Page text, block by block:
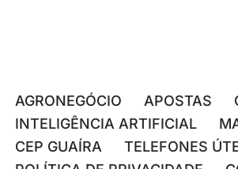
AGRONEGÓCIO APOSTAS
INTELIGÊNCIA ARTIFICIAL
CEP GUAÍRA
TELEFONES